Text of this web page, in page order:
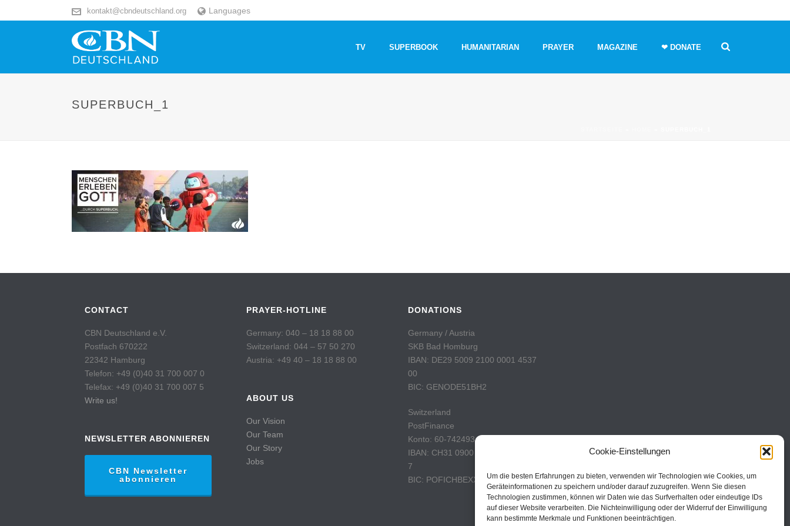
Cookie-Einstellungen
Um die besten Erfahrungen zu bieten, verwenden wir Technologien wie Cookies, um
Geräteinformationen zu speichern und/oder darauf zuzugreifen. Wenn Sie diesen
Technologien zustimmen, können wir Daten wie das Surfverhalten oder eindeutige IDs
auf dieser Website verarbeiten. Die Nichteinwilligung oder der Widerruf der Einwilligung
kann bestimmte Merkmale und Funktionen beeinträchtigen.
kontakt@cbndeutschland.org Languages
TV SUPERBOOK HUMANITARIAN PRAYER MAGAZINE ❤ DONATE
SUPERBUCH_1
CONTACT
CBN Deutschland e.V.
Postfach 670222
22342 Hamburg
Telefon: +49 (0)40 31 700 007 0
Telefax: +49 (0)40 31 700 007 5
Write us!
NEWSLETTER ABONNIEREN
CBN Newsletter
abonnieren
PRAYER-HOTLINE
Germany: 040 – 18 18 88 00
Switzerland: 044 – 57 50 270
Austria: +49 40 – 18 18 88 00
ABOUT US
Our Vision
Our Team
Our Story
Jobs
DONATIONS
Germany / Austria
SKB Bad Homburg
IBAN: DE29 5009 2100 0001 4537
00
BIC: GENODE51BH2
Switzerland
PostFinance
Konto: 60-742493-7
IBAN: CH31 0900 0000 6074 2493
7
BIC: POFICHBEXXX